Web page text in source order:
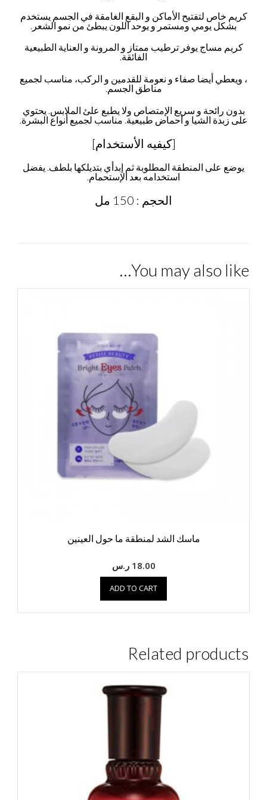
كريم خاص لتفتيح الأماكن و البقع الغامقة في الجسم يستخدم
بشكل يومي ومستمر و يوحد اللون يبطئ من نمو الشعر.
كريم مساج يوفر ترطيب ممتاز و المرونة و العناية الطبيعية
الفائقة.
، ويعطي أيضا صفاء و نعومة للقدمين و الركب، مناسب لجميع
مناطق الجسم.
بدون رائحة و سريع الإمتصاص ولا يطبع علئ الملابس. يحتوي
على زبدة الشيا و أحماض طبيعية. مناسب لجميع أنواع البشرة.
[كيفيه الأستخدام]
يوضع على المنطقة المطلوبة ثم إبدأي بتديلكها بلطف. يفضل
استخدامه بعد الإستحمام.
الحجم : 150 مل
You may also like…
ماسك الشد لمنطقة ما حول العينين
18.00 ر.س
ADD TO CART
Related products